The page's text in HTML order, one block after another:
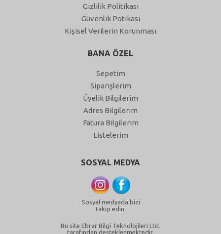
Gizlilik Politikası
Güvenlik Potikası
Kişisel Verilerin Korunması
BANA ÖZEL
Sepetim
Siparişlerim
Üyelik Bilgilerim
Adres Bilgilerim
Fatura Bilgilerim
Listelerim
SOSYAL MEDYA
Sosyal medyada bizi
takip edin.
Bu site Ebrar Bilgi Teknolojileri Ltd.
tarafından desteklenmektedir.